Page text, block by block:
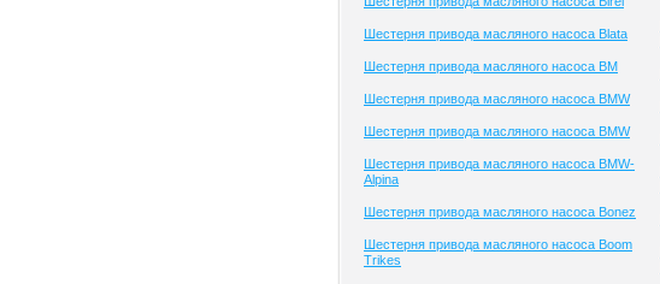
Шестерня привода масляного насоса Blata
Шестерня привода масляного насоса BM
Шестерня привода масляного насоса BMW
Шестерня привода масляного насоса BMW
Шестерня привода масляного насоса BMW-
Alpina
Шестерня привода масляного насоса Bonez
Шестерня привода масляного насоса Boom
Trikes